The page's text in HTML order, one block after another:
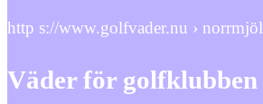
http s://www.golfvader.nu ›
Väder för